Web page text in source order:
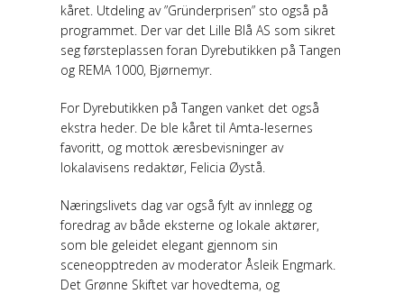
kåret. Utdeling av ”Gründerprisen” sto også på
programmet. Der var det Lille Blå AS som sikret
seg førsteplassen foran Dyrebutikken på Tangen
og REMA 1000, Bjørnemyr.
For Dyrebutikken på Tangen vanket det også
ekstra heder. De ble kåret til Amta-lesernes
favoritt, og mottok æresbevisninger av
lokalavisens redaktør, Felicia Øystå.
Næringslivets dag var også fylt av innlegg og
foredrag av både eksterne og lokale aktører,
som ble geleidet elegant gjennom sin
sceneopptreden av moderator Åsleik Engmark.
Det Grønne Skiftet var hovedtema, og